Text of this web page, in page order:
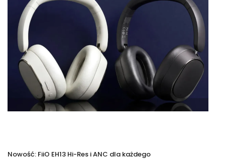
Nowość: FiiO EH13 Hi-Res i ANC dla każdego